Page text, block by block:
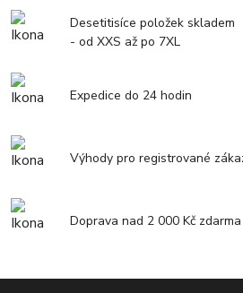
Desetitisíce položek skladem
- od XXS až po 7XL
Expedice do 24 hodin
Výhody pro registrované
Doprava nad 2 000 Kč zdarma